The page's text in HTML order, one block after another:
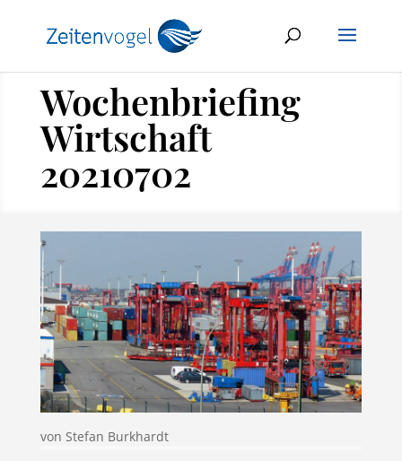
Wochenbriefing
Wirtschaft
20210702
von Stefan Burkhardt